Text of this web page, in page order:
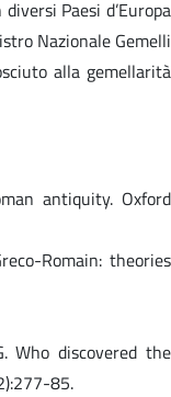
Paesi d’Europa
Nazionale Gemelli
alla gemellarità
antiquity. Oxford
Romain: theories
Who discovered the
85.